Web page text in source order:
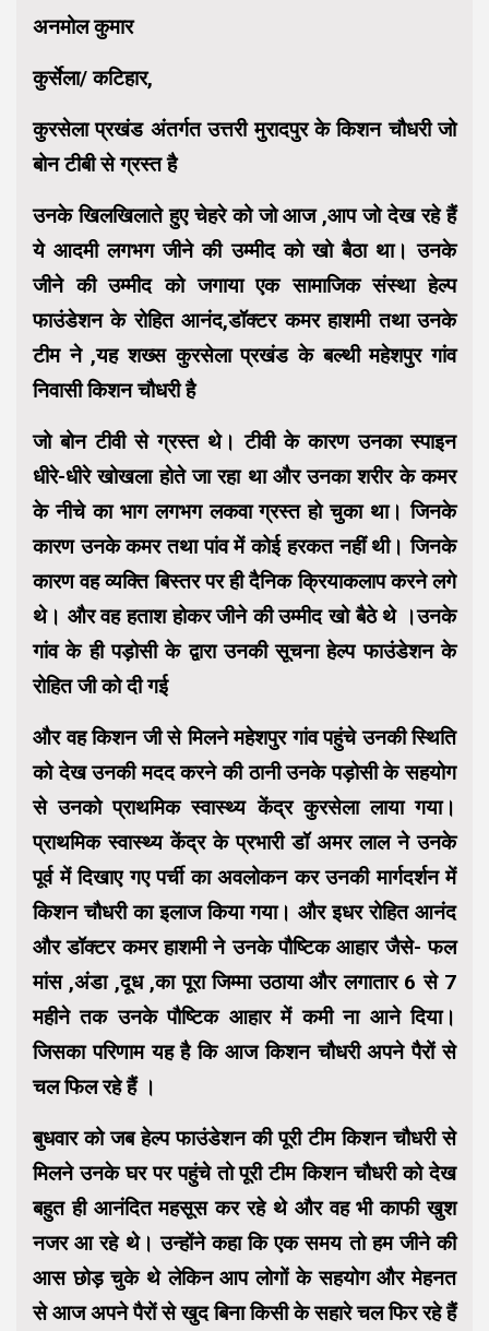
अनमोल कुमार
कुर्सेला/ कटिहार,
कुरसेला प्रखंड अंतर्गत उत्तरी मुरादपुर के किशन चौधरी जो
बोन टीबी से ग्रस्त है
उनके खिलखिलाते हुए चेहरे को जो आज ,आप जो देख रहे हैं
ये आदमी लगभग जीने की उम्मीद को खो बैठा था। उनके
जीने की उम्मीद को जगाया एक सामाजिक संस्था हेल्प
फाउंडेशन के रोहित आनंद,डॉक्टर कमर हाशमी तथा उनके
टीम ने ,यह शख्स कुरसेला प्रखंड के बल्थी महेशपुर गांव
निवासी किशन चौधरी है
जो बोन टीवी से ग्रस्त थे। टीवी के कारण उनका स्पाइन
धीरे-धीरे खोखला होते जा रहा था और उनका शरीर के कमर
के नीचे का भाग लगभग लकवा ग्रस्त हो चुका था। जिनके
कारण उनके कमर तथा पांव में कोई हरकत नहीं थी। जिनके
कारण वह व्यक्ति बिस्तर पर ही दैनिक क्रियाकलाप करने लगे
थे। और वह हताश होकर जीने की उम्मीद खो बैठे थे ।उनके
गांव के ही पड़ोसी के द्वारा उनकी सूचना हेल्प फाउंडेशन के
रोहित जी को दी गई
और वह किशन जी से मिलने महेशपुर गांव पहुंचे उनकी स्थिति
को देख उनकी मदद करने की ठानी उनके पड़ोसी के सहयोग
से उनको प्राथमिक स्वास्थ्य केंद्र कुरसेला लाया गया।
प्राथमिक स्वास्थ्य केंद्र के प्रभारी डॉ अमर लाल ने उनके
पूर्व में दिखाए गए पर्ची का अवलोकन कर उनकी मार्गदर्शन में
किशन चौधरी का इलाज किया गया। और इधर रोहित आनंद
और डॉक्टर कमर हाशमी ने उनके पौष्टिक आहार जैसे- फल
मांस ,अंडा ,दूध ,का पूरा जिम्मा उठाया और लगातार 6 से 7
महीने तक उनके पौष्टिक आहार में कमी ना आने दिया।
जिसका परिणाम यह है कि आज किशन चौधरी अपने पैरों से
चल फिल रहे हैं ।
बुधवार को जब हेल्प फाउंडेशन की पूरी टीम किशन चौधरी से
मिलने उनके घर पर पहुंचे तो पूरी टीम किशन चौधरी को देख
बहुत ही आनंदित महसूस कर रहे थे और वह भी काफी खुश
नजर आ रहे थे। उन्होंने कहा कि एक समय तो हम जीने की
आस छोड़ चुके थे लेकिन आप लोगों के सहयोग और मेहनत
से आज अपने पैरों से खुद बिना किसी के सहारे चल फिर रहे हैं